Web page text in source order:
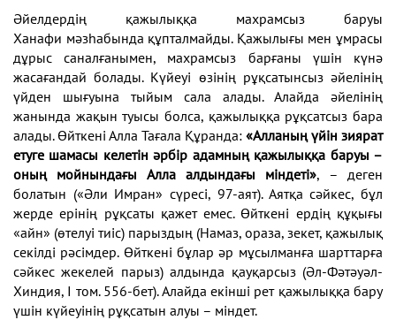
Әйелдердің қажылыққа махрамсыз баруы
Ханафи мәзһабында құпталмайды. Қажылығы мен ұмрасы
дұрыссаналғанымен, махрамсыз барғаны үшін күнә
жасағандай болады. Күйеуі өзінің рұқсатынсыз әйелінің
үйден шығуына тыйым сала алады. Алайда әйелінің
жанында жақын туысы болса, қажылыққа рұқсатсыз бара
алады. Өйткені Алла Тағала Құранда: «Алланың үйін зиярат
етуге шамасы келетін әрбір адамның қажылыққа баруы –
оның мойнындағы Алла алдындағы міндеті», – деген
болатын («Әли Имран» сүресі, 97-аят). Аятқасәйкес, бұл
жерде ерінің рұқсаты қажет емес. Өйткені ердің құқығы
«айн» (өтелуі тиіс) парыздың (Намаз, ораза, зекет, қажылық
секілді рәсімдер. Өйткені бұлар әр мұсылманға шарттарға
сәйкес жекелей парыз) алдында қауқарсыз (Әл-Фәтәуәл-
Хиндия, І том. 556-бет). Алайда екінші рет қажылыққа бару
үшін күйеуінің рұқсатын алуы – міндет.